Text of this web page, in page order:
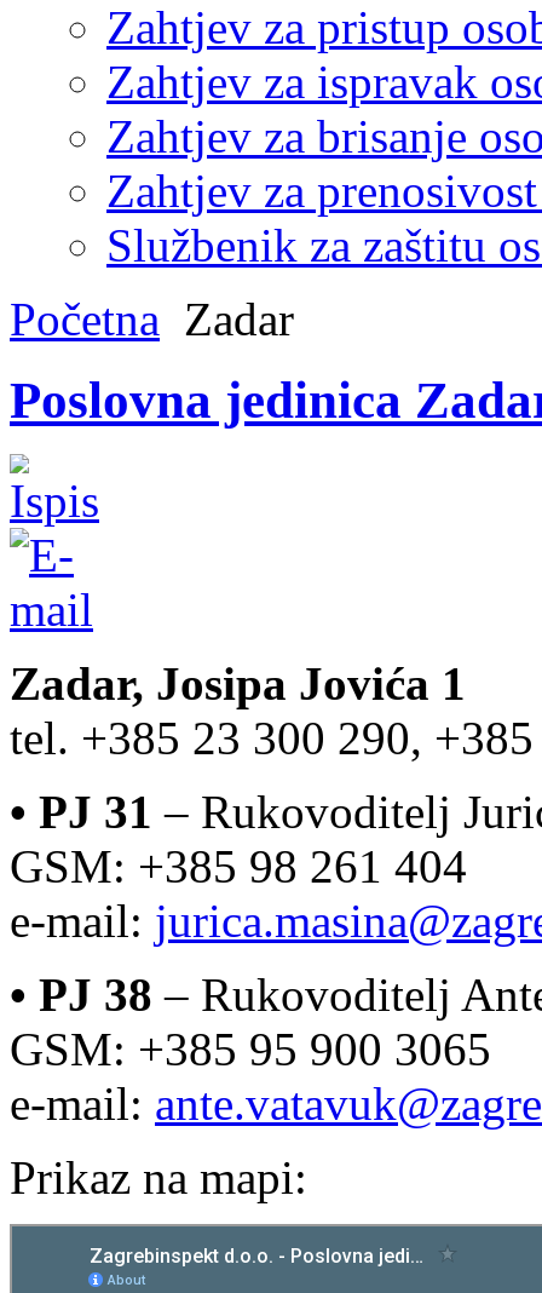
Zahtjev za pristup
Zahtjev za ispravak
Zahtjev za brisanje
Zahtjev za
Službenik za zaštitu
Početna Zadar
Poslovna jedinica
Zadar, Josipa Jovića 1
tel. +385 23 300 290,
• PJ 31 – Rukovoditelj
GSM: +385 98 261 404
e-mail:
• PJ 38 – Rukovoditelj
GSM: +385 95 900 3065
e-mail:
Prikaz na mapi: